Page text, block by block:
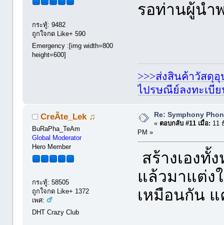
กระทู้: 9482
ถูกใจกด Like+ 590
Emergency :[img width=800
height=600]
รอท่านผู้นำ
>>>ส่งสินค้าวัสดุ
ไปรษณีย์ลงทะเบีย
CreÃte_Lek ♫
BuRaPha_TeAm
Global Moderator
Hero Member
กระทู้: 58505
ถูกใจกด Like+ 1372
เพศ:
DHT Crazy Club
Re: Symphony
« ตอบกลับ #11 เมื่อ: 11
PM »
สร้างเองทั้
แล้วมาแต่ง
เหมือนกัน